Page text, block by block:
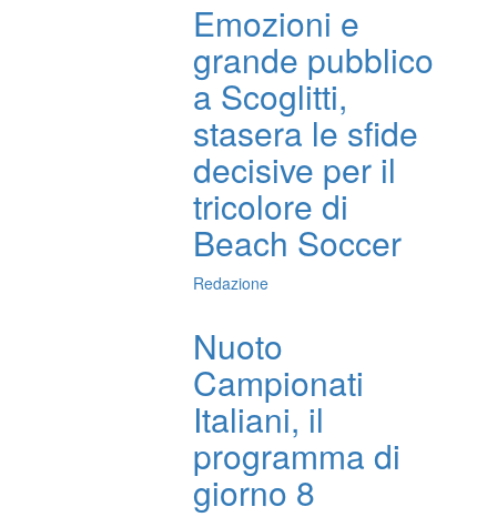
Emozioni e
grande pubblico
a Scoglitti,
stasera le sfide
decisive per il
tricolore di
Beach Soccer
Redazione
Nuoto
Campionati
Italiani, il
programma di
giorno 8